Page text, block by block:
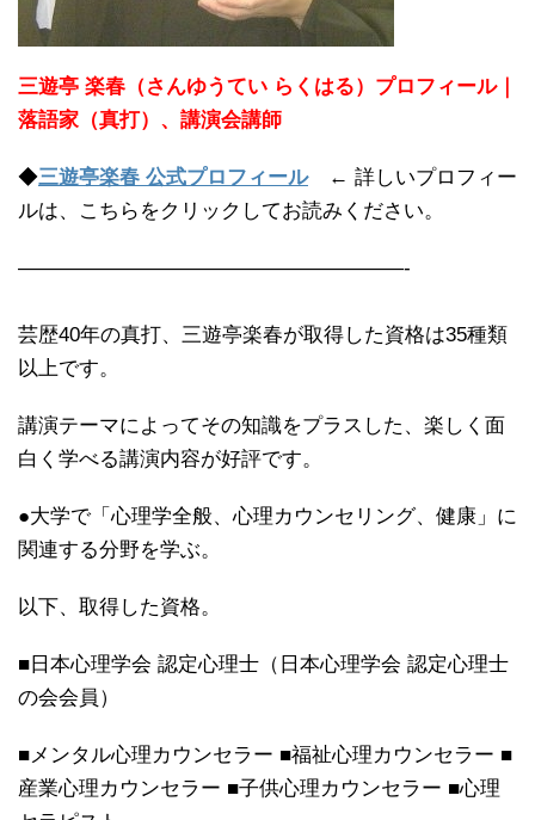
三遊亭 楽春（さんゆうてい らくはる）プロフィール｜
落語家（真打）、講演会講師
◆三遊亭楽春 公式プロフィール← 詳しいプロフィー
ルは、こちらをクリックしてお読みください。
———————————————————-
芸歴40年の真打、三遊亭楽春が取得した資格は35種類
以上です。
講演テーマによってその知識をプラスした、楽しく面
白く学べる講演内容が好評です。
●大学で「心理学全般、心理カウンセリング、健康」に
関連する分野を学ぶ。
以下、取得した資格。
■日本心理学会 認定心理士（日本心理学会 認定心理士
の会会員）
■メンタル心理カウンセラー ■福祉心理カウンセラー ■
産業心理カウンセラー ■子供心理カウンセラー ■心理